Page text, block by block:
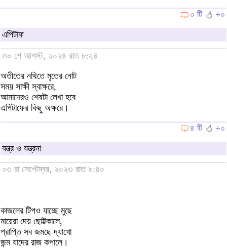
০ টি
+০
এপিটাফ
৩০ শে আগস্ট, ২০২৪ রাত ৮:২৪
অতীতের নথিতে মৃতের নোট
সময় সাক্ষী স্বাক্ষরে,
আমাদেরও শেষটা লেখা হবে
এপিটাফের কিছু অক্ষরে।
৪ টি
+০
যন্ত্র ও যন্ত্রনা
০৩ রা সেপ্টেম্বর, ২০২৩ রাত ৯:৪০
কাজলের টিপও যাচ্ছে মুছে
মায়েরা দেয় ছোট্টকালে,
প্রাপ্তি সব জমছে দ্যাখো
জন্ম যাদের রাজ কপালে।